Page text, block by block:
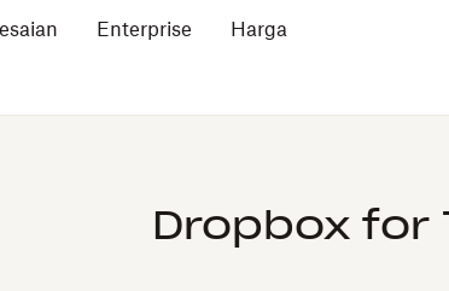
Enterprise Harga
Dropbox for